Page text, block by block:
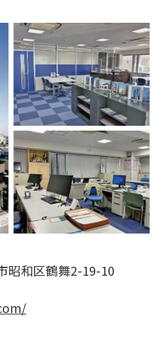
昭和区鶴舞2-19-10